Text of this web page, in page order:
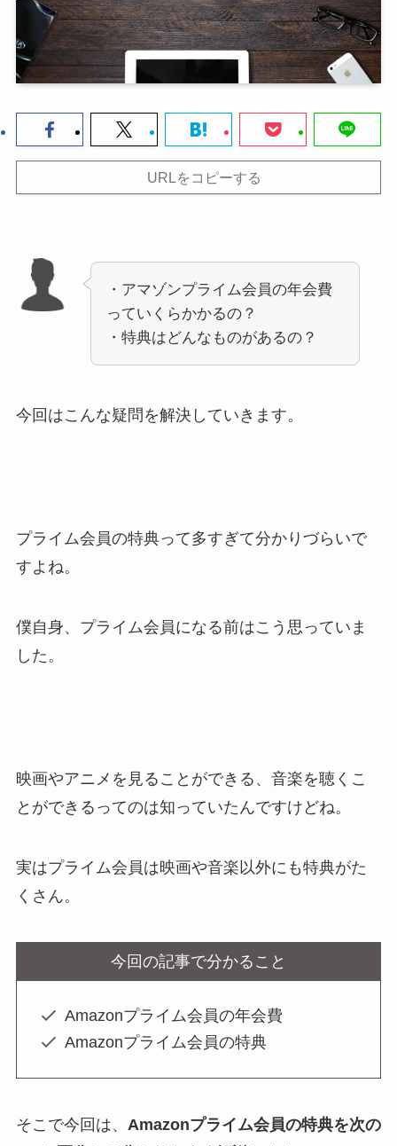
URLをコピーする
・アマゾンプライム会員の年会費
っていくらかかるの？
・特典はどんなものがあるの？
今回はこんな疑問を解決していきます。
プライム会員の特典って多すぎて分かりづらいで
すよね。
僕自身、プライム会員になる前はこう思っていま
した。
映画やアニメを見ることができる、音楽を聴くこ
とができるってのは知っていたんですけどね。
実はプライム会員は映画や音楽以外にも特典がた
くさん。
今回の記事で分かること
Amazonプライム会員の年会費
Amazonプライム会員の特典
そこで今回は、 Amazonプライム会員の特典を次の